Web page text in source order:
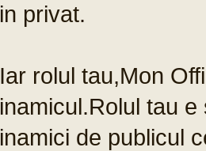
in privat.
Iar rolul tau,Mon
inamicul.Rolul tau
inamici de publicul